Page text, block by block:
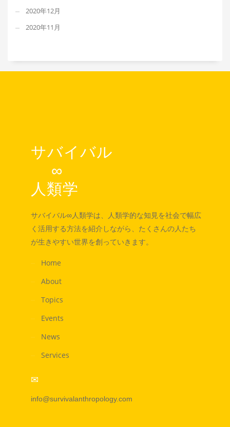
2020年12月
2020年11月
サバイバル
∞
人類学
サバイバル∞人類学は、人類学的な知見を社会で幅広
く活用する方法を紹介しながら、たくさんの人たち
が生きやすい世界を創っていきます。
Home
About
Topics
Events
News
Services
info@survivalanthropology.com